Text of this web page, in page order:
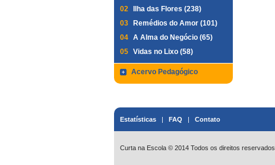
02
Ilha das Flores (238)
03
Remédios do Amor (101)
04 A Alma do Negócio (65)
05 Vidas no Lixo (58)
Acervo Pedagógico
Estatísticas | FAQ | Contato
Curta na Escola © 2014 Todos os direitos reservados.